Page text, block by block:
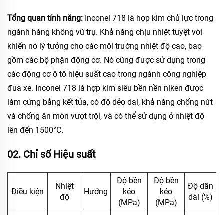
Tổng quan tính năng: Inconel 718 là hợp kim chủ lực trong
ngành hàng không vũ trụ. Khả năng chịu nhiệt tuyệt vời
khiến nó lý tưởng cho các môi trường nhiệt độ cao, bao
gồm các bộ phận động cơ. Nó cũng được sử dụng trong
các động cơ ô tô hiệu suất cao trong ngành công nghiệp
đua xe. Inconel 718 là hợp kim siêu bền nền niken được
làm cứng bằng kết tủa, có độ dẻo dai, khả năng chống nứt
và chống ăn mòn vượt trội, và có thể sử dụng ở nhiệt độ
lên đến 1500°C.
02. Chỉ số Hiệu suất
Điều kiện
Nhiệt
độ
Hướng
Độ bền
kéo
(MPa)
Độ bền
kéo
(MPa)
Độ dãn
dài (%)